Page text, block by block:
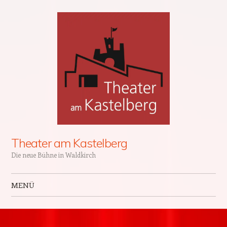
Theater am Kastelberg
Die neue Bühne in Waldkirch
MENÜ